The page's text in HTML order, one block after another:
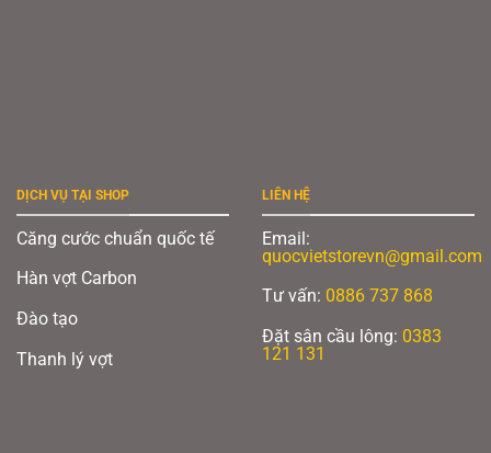
DỊCH VỤ TẠI SHOP
Căng cước chuẩn quốc tế
Hàn vợt Carbon
Đào tạo
Thanh lý vợt
LIÊN HỆ
Email:
quocvietstorevn@gmail.com
Tư vấn: 0886 737 868
Đặt sân cầu lông: 0383
121 131